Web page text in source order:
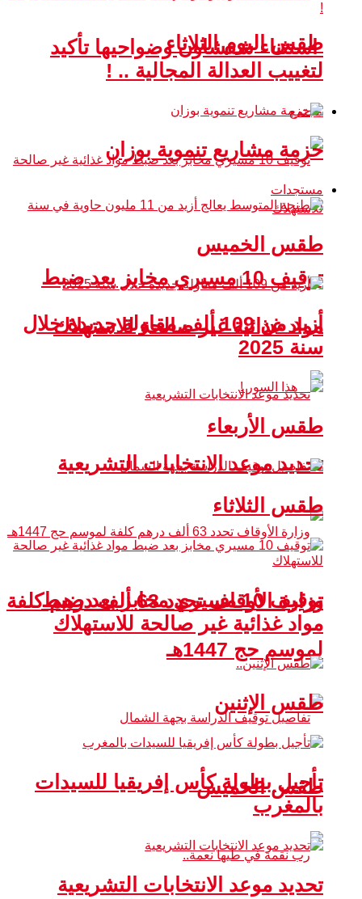
طقس اليوم الثلاثاء
مجتمع
توقيف 10 مسيري مخابز بعد ضبط
مواد غذائية غير صالحة للاستهلاك
تحديد موعد الانتخابات التشريعية
وزارة الأوقاف تحدد 63 ألف درهم كلفة
لموسم حج 1447هـ
طقس الخميس
استثناء شفشاون وضواحيها تأكيد
لتغييب العدالة المجالية .. !
حزمة مشاريع تنموية بوزان
مستجدات
طقس الخميس
أزيد من 109 ألف مقاولة جديدة خلال
سنة 2025
طقس الأربعاء
طقس الثلاثاء
توقيف 10 مسيري مخابز بعد ضبط
مواد غذائية غير صالحة للاستهلاك
طقس الإثنين
تأجيل بطولة كأس إفريقيا للسيدات
بالمغرب
تحديد موعد الانتخابات التشريعية